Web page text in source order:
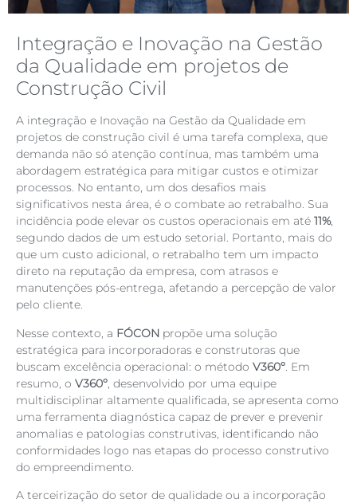
Integração e Inovação na Gestão
da Qualidade em projetos de
Construção Civil
A integração e Inovação na Gestão da Qualidade em
projetos de construção civil é uma tarefa complexa, que
demanda não só atenção contínua, mas também uma
abordagem estratégica para mitigar custos e otimizar
processos. No entanto, um dos desafios mais
significativos nesta área, é o combate ao retrabalho. Sua
incidência pode elevar os custos operacionais em até 11%,
segundo dados de um estudo setorial. Portanto, mais do
que um custo adicional, o retrabalho tem um impacto
direto na reputação da empresa, com atrasos e
manutenções pós-entrega, afetando a percepção de valor
pelo cliente.
Nesse contexto, a FÓCON propõe uma solução
estratégica para incorporadoras e construtoras que
buscam excelência operacional: o método V360º. Em
resumo, o V360º, desenvolvido por uma equipe
multidisciplinar altamente qualificada, se apresenta como
uma ferramenta diagnóstica capaz de prever e prevenir
anomalias e patologias construtivas, identificando não
conformidades logo nas etapas do processo construtivo
do empreendimento.
A terceirização do setor de qualidade ou a incorporação